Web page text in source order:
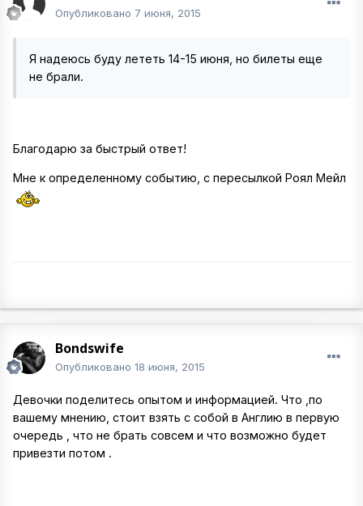
Опубликовано 7 июня, 2015
Я надеюсь буду лететь 14-15 июня, но билеты еще
не брали.
Благодарю за быстрый ответ!
Мне к определенному событию, с пересылкой Роял Мейл
Bondswife
Опубликовано 18 июня, 2015
Девочки поделитесь опытом и информацией. Что ,по
вашему мнению, стоит взять с собой в Англию в первую
очередь , что не брать совсем и что возможно будет
привезти потом .